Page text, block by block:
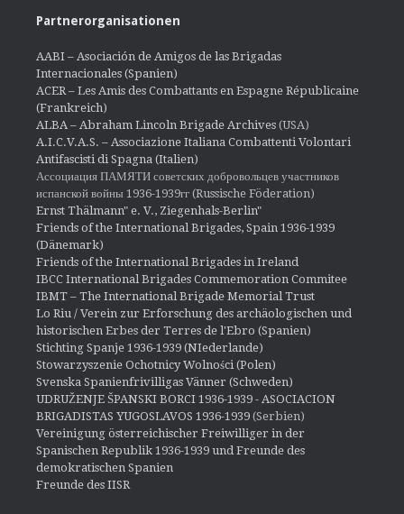
Partnerorganisationen
AABI – Asociación de Amigos de las Brigadas
Internacionales (Spanien)
ACER – Les Amis des Combattants en Espagne Républicaine
(Frankreich)
ALBA – Abraham Lincoln Brigade Archives (USA)
A.I.C.V.A.S. – Associazione Italiana Combattenti Volontari
Antifascisti di Spagna (Italien)
Ассоциация ПАМЯТИ советских добровольцев участников
испанской войны 1936-1939гг (Russische Föderation)
Ernst Thälmann" e. V., Ziegenhals-Berlin"
Friends of the International Brigades, Spain 1936-1939
(Dänemark)
Friends of the International Brigades in Ireland
IBCC International Brigades Commemoration Commitee
IBMT – The International Brigade Memorial Trust
Lo Riu / Verein zur Erforschung des archäologischen und
historischen Erbes der Terres de l'Ebro (Spanien)
Stichting Spanje 1936-1939 (NIederlande)
Stowarzyszenie Ochotnicy Wolności (Polen)
Svenska Spanienfrivilligas Vänner (Schweden)
UDRUŽENJE ŠPANSKI BORCI 1936-1939 - ASOCIACION
BRIGADISTAS YUGOSLAVOS 1936-1939 (Serbien)
Vereinigung österreichischer Freiwilliger in der
Spanischen Republik 1936-1939 und Freunde des
demokratischen Spanien
Freunde des IISR